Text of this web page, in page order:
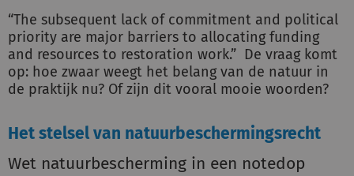
“The subsequent lack of commitment and political
priority are major barriers to allocating funding
and resources to restoration work.” De vraag komt
op: hoe zwaar weegt het belang van de natuur in
de praktijk nu? Of zijn dit vooral mooie woorden?
Het stelsel van natuurbeschermingsrecht
Wet natuurbescherming in een notedop